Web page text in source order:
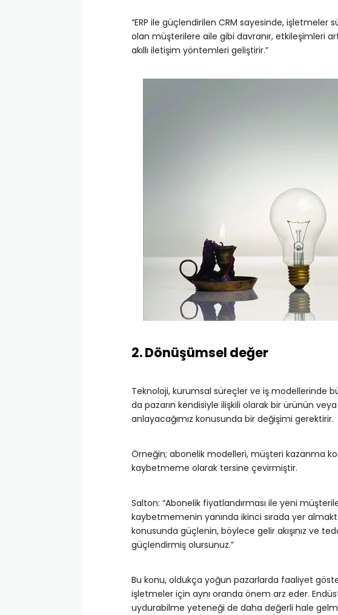
“ERP ile güçlendirilen CRM sayesinde, işletmeler
olan müşterilere aile gibi davranır, etkileşimleri
akıllı iletişim yöntemleri geliştirir.”
2. Dönüşümsel değer
Teknoloji, kurumsal süreçler ve iş modellerinde
da pazarın kendisiyle ilişkili olarak bir ürünün veya
anlayacağımız konusunda bir değişimi gerektirir.
Örneğin; abonelik modelleri, müşteri kazanma
kaybetmeme olarak tersine çevirmiştir.
Salton: “Abonelik fiyatlandırması ile yeni
kaybetmemenin yanında ikinci sırada yer
konusunda güçlenin, böylece gelir akışınız ve
güçlendirmiş olursunuz.”
Bu konu, oldukça yoğun pazarlarda faaliyet
işletmeler için aynı oranda önem arz eder.
uydurabilme yeteneği de daha değerli hale